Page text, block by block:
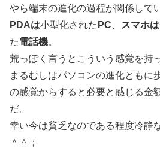
やら端末の進化の過程が関係して
PDAは小型化された PC スマホは
た電話機。
荒っぽく言うとこういう感覚を持
まるむしはパソコンの進化ともに
の感覚からすると必要と感じる金
だ。
幸い今は貧乏なのである程度冷静
＾＾；